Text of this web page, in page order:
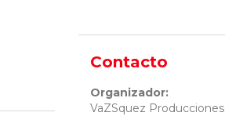
Contacto
Organizador:
VaZSquez Producciones